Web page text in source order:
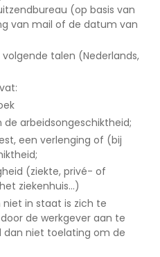
(op basis van
van mail of de datum van
talen (Nederlands,
de arbeidsongeschiktheid;
een verlenging of (bij
(ziekte, privé- of
ziekenhuis…)
in staat is zich te
de werkgever aan te
dan niet toelating om de